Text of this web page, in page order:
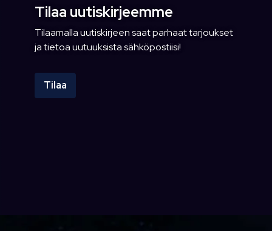
Tilaa uutiskirjeemme
Tilaamalla uutiskirjeen saat parhaat tarjoukset
ja tietoa uutuuksista sähköpostiisi!
Tilaa